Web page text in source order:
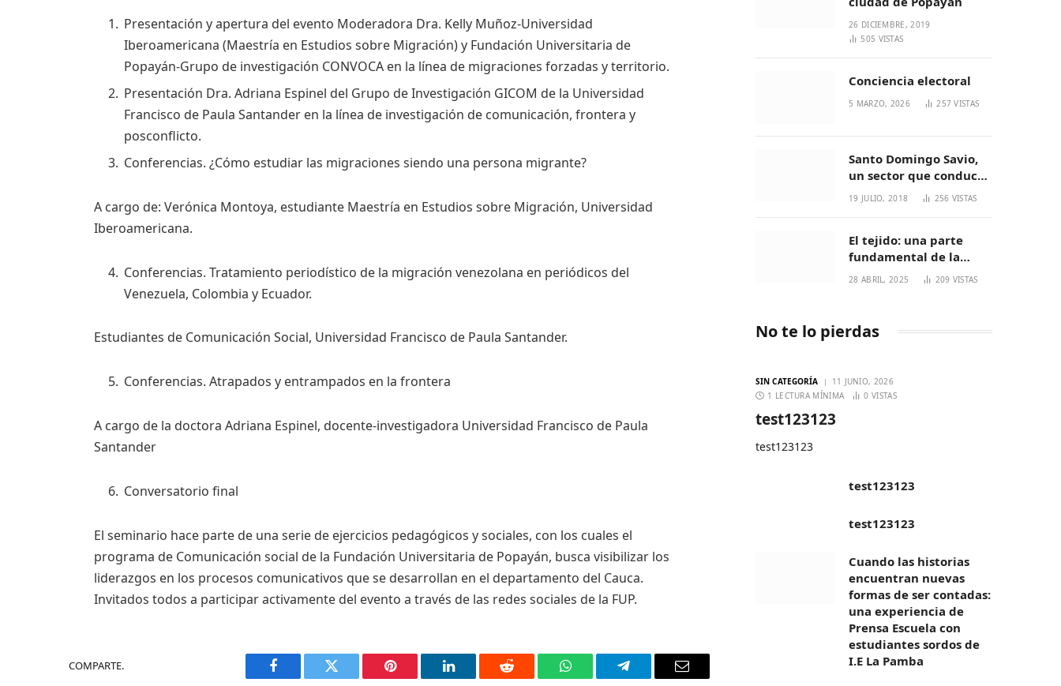
Presentación y apertura del evento Moderadora Dra. Kelly Muñoz-Universidad
Iberoamericana (Maestría en Estudios sobre Migración) y Fundación Universitaria de
Popayán-Grupo de investigación CONVOCA en la línea de migraciones forzadas y territorio.
Presentación Dra. Adriana Espinel del Grupo de Investigación GICOM de la Universidad
Francisco de Paula Santander en la línea de investigación de comunicación, frontera y
posconflicto.
Conferencias. ¿Cómo estudiar las migraciones siendo una persona migrante?
A cargo de: Verónica Montoya, estudiante Maestría en Estudios sobre Migración, Universidad
Iberoamericana.
Conferencias. Tratamiento periodístico de la migración venezolana en periódicos del
Venezuela, Colombia y Ecuador.
Estudiantes de Comunicación Social, Universidad Francisco de Paula Santander.
Conferencias. Atrapados y entrampados en la frontera
A cargo de la doctora Adriana Espinel, docente-investigadora Universidad Francisco de Paula
Santander
Conversatorio final
El seminario hace parte de una serie de ejercicios pedagógicos y sociales, con los cuales el
programa de Comunicación social de la Fundación Universitaria de Popayán, busca visibilizar los
liderazgos en los procesos comunicativos que se desarrollan en el departamento del Cauca.
Invitados todos a participar activamente del evento a través de las redes sociales de la FUP.
COMPARTE.
Facebook Twitter Pinterest LinkedIn Reddit WhatsAppTelegramaCorreo
26 DICIEMBRE, 2019
505 VISTAS
Conciencia electoral
5 MARZO, 2026 257VISTAS
Santo Domingo Savio,
un sector que conduce
a generaciones
increíbles
19 JULIO, 2018 256 VISTAS
El tejido: una parte
fundamental de la
cultura Nasa
28 ABRIL, 2025 209 VISTAS
No te lo pierdas
SIN CATEGORÍA
11 JUNIO, 2026
1 LECTURA MÍNIMA
0VISTAS
test123123
test123123
test123123
test123123
Cuando las historias
encuentran nuevas
formas de ser contadas:
una experiencia de
Prensa Escuela con
estudiantes sordos de
I.E La Pamba